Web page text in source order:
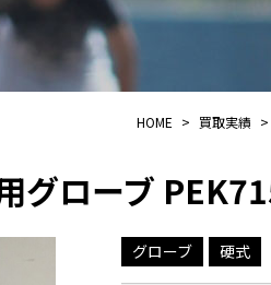
HOME > 買取実績 >
グローブ
グローブ 硬式